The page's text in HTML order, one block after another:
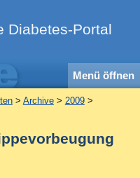
Diabetes-Portal
Menü öffnen
> Archive> 2009>